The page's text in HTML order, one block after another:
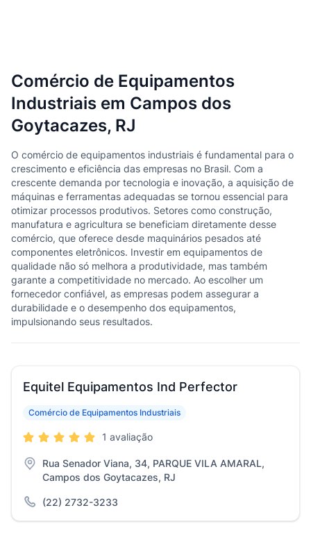
Comércio de Equipamentos
Industriais em Campos dos
Goytacazes, RJ
O comércio de equipamentos industriais é fundamental para o
crescimento e eficiência das empresas no Brasil. Com a
crescente demanda por tecnologia e inovação, a aquisição de
máquinas e ferramentas adequadas se tornou essencial para
otimizar processos produtivos. Setores como construção,
manufatura e agricultura se beneficiam diretamente desse
comércio, que oferece desde maquinários pesados até
componentes eletrônicos. Investir em equipamentos de
qualidade não só melhora a produtividade, mas também
garante a competitividade no mercado. Ao escolher um
fornecedor confiável, as empresas podem assegurar a
durabilidade e o desempenho dos equipamentos,
impulsionando seus resultados.
Equitel Equipamentos Ind Perfector
Comércio de Equipamentos Industriais
1 avaliação
Rua Senador Viana, 34, PARQUE VILA AMARAL,
Campos dos Goytacazes, RJ
(22) 2732-3233